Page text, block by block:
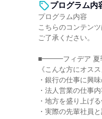
プログラム内
プログラム内容
こちらのコンテン
ご了承ください。
■━━━フィデア 夏
《こんな方にオスス
・銀行の仕事に興
・法人営業の仕事
・地方を盛り上げ
・実際の先輩社員